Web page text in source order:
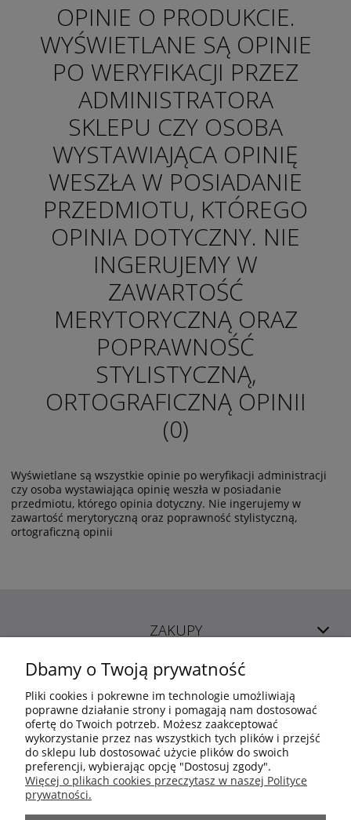
OPINIE O PRODUKCIE.
WYŚWIETLANE SĄ OPINIE
PO WERYFIKACJI PRZEZ
ADMINISTRATORA
SKLEPU CZY OSOBA
WYSTAWIAJĄCA OPINIĘ
WESZŁA W POSIADANIE
PRZEDMIOTU, KTÓREGO
OPINIA DOTYCZNY. NIE
INGERUJEMY W
ZAWARTOŚĆ
MERYTORYCZNĄ ORAZ
POPRAWNOŚĆ
STYLISTYCZNĄ,
ORTOGRAFICZNĄ OPINII
(0)
Wyświetlane są wszystkie opinie po weryfikacji administracji
czy osoba wystawiająca opinię weszła w posiadanie
przedmiotu, którego opinia dotyczny. Nie ingerujemy w
zawartość merytoryczną oraz poprawność stylistyczną,
ortograficzną opinii
ZAKUPY
POMOC
MOJE KONTO
INFORMACJE
Dbamy o Twoją prywatność
Pliki cookies i pokrewne im technologie umożliwiają
poprawne działanie strony i pomagają nam dostosować
ofertę do Twoich potrzeb. Możesz zaakceptować
wykorzystanie przez nas wszystkich tych plików i przejść
do sklepu lub dostosować użycie plików do swoich
preferencji, wybierając opcję "Dostosuj zgody".
Więcej o plikach cookies przeczytasz w naszej Polityce
prywatności.